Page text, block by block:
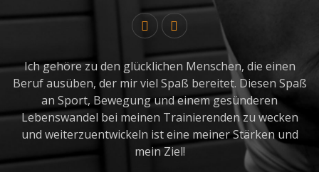
Ich gehöre zu den glücklichen Menschen, die einen
Beruf ausüben, der mir viel Spaß bereitet. Diesen Spaß
an Sport, Bewegung und einem gesünderen
Lebenswandel bei meinen Trainierenden zu wecken
und weiterzuentwickeln ist eine meiner Stärken und
mein Ziel!